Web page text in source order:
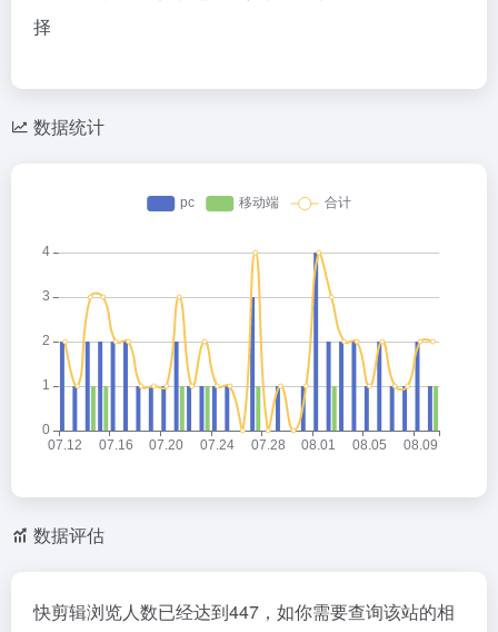
择
数据统计
数据评估
快剪辑浏览人数已经达到447，如你需要查询该站的相